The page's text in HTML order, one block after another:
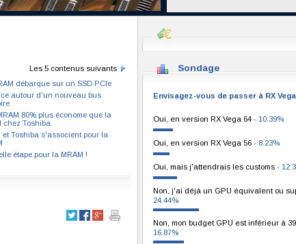
Les 5 contenus suivants
débarque sur un SSD PCIe
autour d'un nouveau bus
80% plus économe que la
chez Toshiba
et Toshiba s'associent pour la
étape pour la MRAM !
Sondage
Envisagez-vous de passer à RX
Oui, en version RX Vega 64 - 10.39%
Oui, en version RX Vega 56 - 8.23%
Oui, mais j'attendrais les customs -
Non, j'ai déjà un GPU équivalent ou
24.44%
Non, mon budget GPU est inférieur à
16.87%